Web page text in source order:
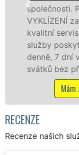
sítě EXTRA
profesionální a
kvality. Naše
NON-STOP 24
včetně víkendů a
vyklízení ve Svratce
RECENZE
Recenze našich